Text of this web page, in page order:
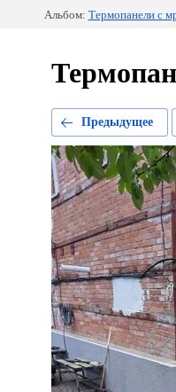
Альбом: Термопанели с
Предыдущее